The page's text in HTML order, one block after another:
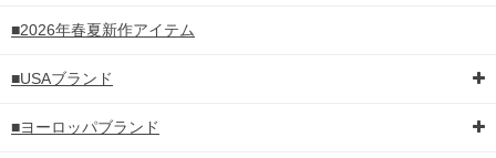
■2026年春夏新作アイテム
■USAブランド
■ヨーロッパブランド